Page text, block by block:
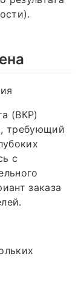
(ВКР)
требующий
с
заказа